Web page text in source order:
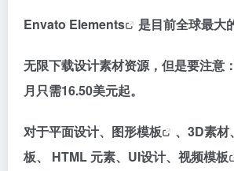
Envato Elements 是目前全球最大
无限下载设计素材资源，但是要注意：
月只需16.50美元起。
对于平面设计、 图形模板
、3D素材
板、 HTML 元素、UI设计、 视频模板